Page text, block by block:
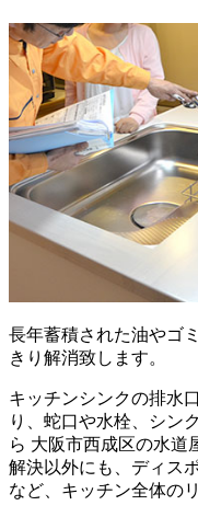
長年蓄積された油やゴ
きり解消致します。
キッチンシンクの排水
り、蛇口や水栓、シン
ら 大阪市西成区の水道
解決以外にも、ディス
など、キッチン全体の